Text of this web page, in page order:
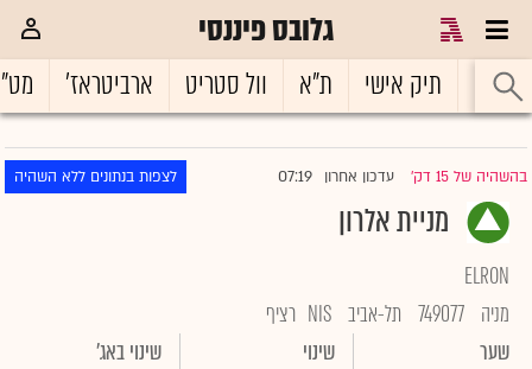
גלובס פיננסי
ראשי תיק אישי ת"א וול סטריט ארביטראז'
בהשהיה של 15 דק' |עדכון אחרון 07:19 לצפות בנתונים ללא השהיה
מניית אלרון
ELRON
מניה 749077 תל-אביב NIS רציף
שער
שינוי שינוי באג'